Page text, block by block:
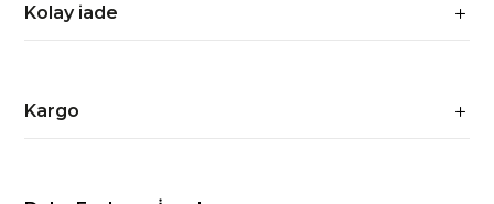
Kolay iade
Kargo